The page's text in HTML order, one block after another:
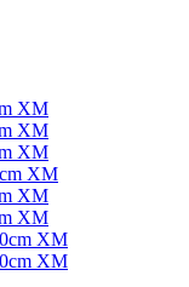
XM
XM
XM
XM
XM
XM
XM
XM